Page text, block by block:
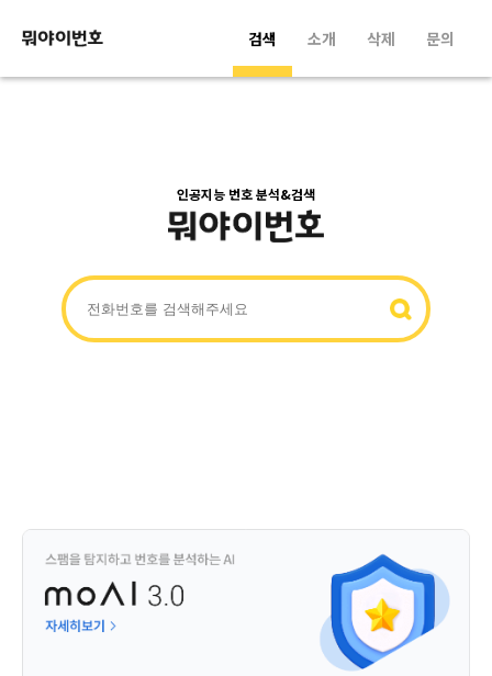
검색 소개 삭제 문의
인공지능 번호 분석&검색